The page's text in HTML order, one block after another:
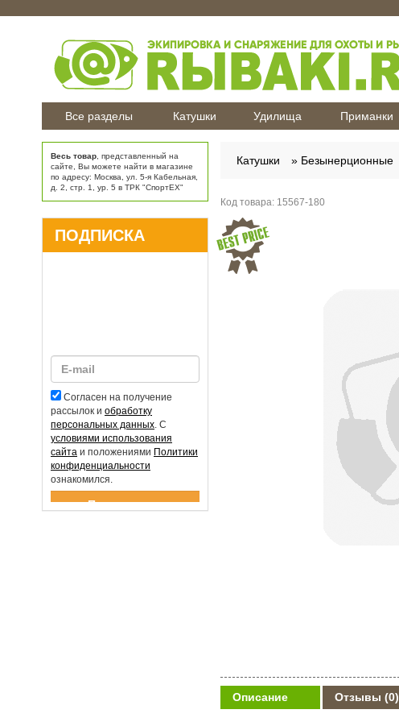
Все разделы Катушки Удилища Приманки
Катушки Безынерционные
Код товара: 15567-180
Описание Отзывы (0)
Весь товар , представленный на
сайте, Вы можете найти в магазине
по адресу: Москва, ул. 5-я Кабельная,
д. 2, стр. 1, ур. 5 в ТРК "СпортЕХ"
ПОДПИСКА
Согласен на получение
рассылок и обработку
персональных данных. С
условиями использования
сайта и положениями Политики
конфиденциальности
ознакомился.